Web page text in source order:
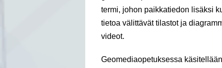
termi, johon paikkatiedon lisäksi
tietoa välittävät tilastot ja
videot.
Geomediaopetuksessa